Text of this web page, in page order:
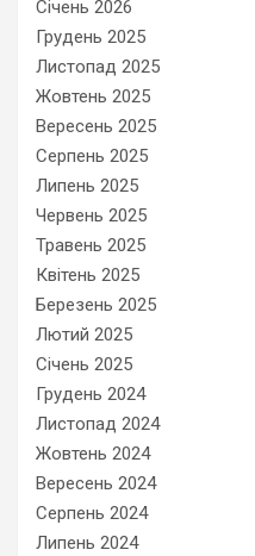
Січень 2026
Грудень 2025
Листопад 2025
Жовтень 2025
Вересень 2025
Серпень 2025
Липень 2025
Червень 2025
Травень 2025
Квітень 2025
Березень 2025
Лютий 2025
Січень 2025
Грудень 2024
Листопад 2024
Жовтень 2024
Вересень 2024
Серпень 2024
Липень 2024